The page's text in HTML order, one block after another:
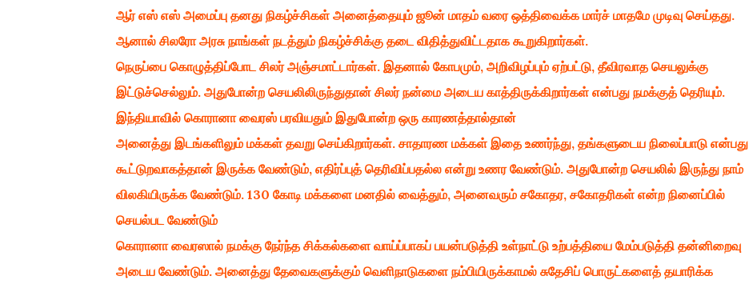
ஆர் எஸ் எஸ் அமைப்பு தனது நிகழ்ச்சிகள் அனைத்தையும் ஜூன் மாதம் வரை ஒத்திவைக்க மார்ச் மாதமே முடிவு செய்தது.
ஆனால் சிலரோ அரசு நாங்கள் நடத்தும் நிகழ்ச்சிக்கு தடை விதித்துவிட்டதாக கூறுகிறார்கள்.
நெருப்பை கொழுத்திப்போட சிலர் அஞ்சமாட்டார்கள். இதனால் கோபமும், அறிவிழப்பும் ஏற்பட்டு, தீவிரவாத செயலுக்கு
இட்டுச்செல்லும். அதுபோன்ற செயலிலிருந்துதான் சிலர் நன்மை அடைய காத்திருக்கிறார்கள் என்பது நமக்குத் தெரியும்.
இந்தியாவில் கொரானா வைரஸ் பரவியதும் இதுபோன்ற ஒரு காரணத்தால்தான்
அனைத்து இடங்களிலும் மக்கள் தவறு செய்கிறார்கள். சாதாரண மக்கள் இதை உணர்ந்து, தங்களுடைய நிலைப்பாடு என்பது
கூட்டுறவாகத்தான் இருக்க வேண்டும், எதிர்ப்புத் தெரிவிப்பதல்ல என்று உணர வேண்டும். அதுபோன்ற செயலில் இருந்து நாம்
விலகியிருக்க வேண்டும். 130 கோடி மக்களை மனதில் வைத்தும், அனைவரும் சகோதர, சகோதரிகள் என்ற நினைப்பில்
செயல்பட வேண்டும்
கொரானா வைரஸால் நமக்கு நேர்ந்த சிக்கல்களை வாய்ப்பாகப் பயன்படுத்தி உள்நாட்டு உற்பத்தியை மேம்படுத்தி தன்னிறைவு
அடைய வேண்டும். அனைத்து தேவைகளுக்கும் வெளிநாடுகளை நம்பியிருக்காமல் சுதேசிப் பொருட்களைத் தயாரிக்க